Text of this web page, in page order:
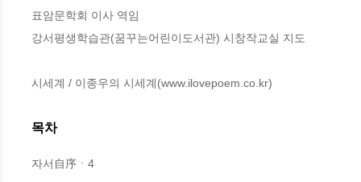
표암문학회 이사 역임
강서평생학습관(꿈꾸는어린이도서관) 시창작교실 지도
시세계 / 이종우의 시세계(www.ilovepoem.co.kr)
목차
자서自序ㆍ4